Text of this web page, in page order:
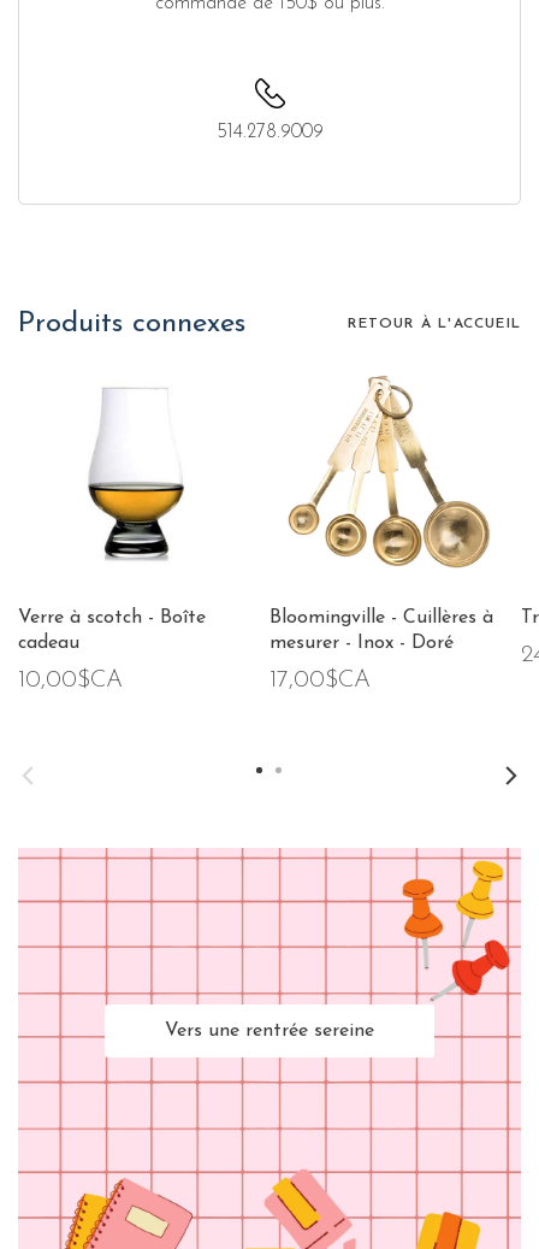
commande de 150$ ou plus.
514.278.9009
Produits connexes RETOUR À L'ACCUEIL
Verre à scotch - Boîte
cadeau
10,00$CA
Bloomingville - Cuillères à
mesurer - Inox - Doré
17,00$CA
Vers une rentrée sereine